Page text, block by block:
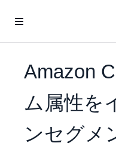
Amazon
ム属性を
ンセグメ